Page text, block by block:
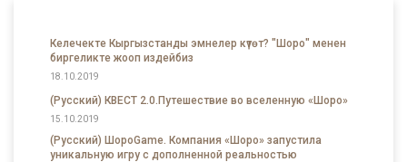
Келечекте Кыргызстанды эмнелер күтөт? "Шоро" менен
биргеликте жооп издейбиз
18.10.2019
(Русский) КВЕСТ 2.0.Путешествие во вселенную «Шоро»
15.10.2019
(Русский) ШороGame. Компания «Шоро» запустила
уникальную игру с дополненной реальностью